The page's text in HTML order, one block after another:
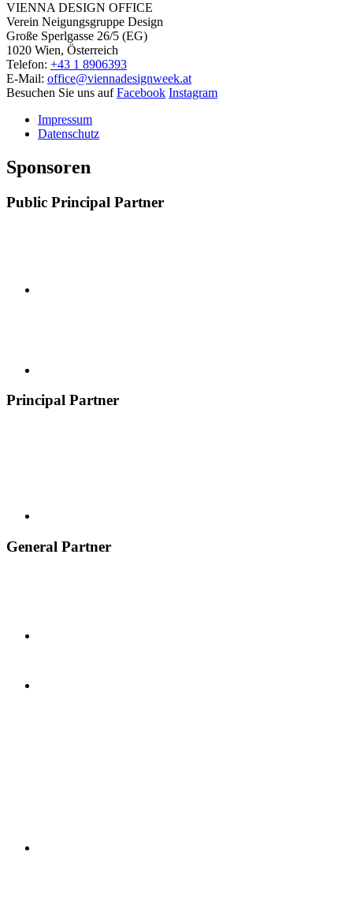
VIENNA DESIGN OFFICE
Verein Neigungsgruppe Design
Große Sperlgasse 26/5 (EG)
1020 Wien, Österreich
Telefon: +43 1 8906393
E-Mail: office@viennadesignweek.at
Besuchen Sie uns aufFacebook Instagram
Impressum
Datenschutz
Sponsoren
Public Principal Partner
Principal Partner
General Partner